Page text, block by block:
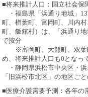
■将来推計人口：国立社会保
・福島県「浜通り地域」
町、楢葉町、富岡町、川内
町、飯舘村）は、「浜通り
で按分
※富岡町、大熊町、双葉
め、将来推計人口も0となっ
・静岡県浜松市中央区・
「旧浜松市北区」の地区ご
■医療介護需要予測：各年の